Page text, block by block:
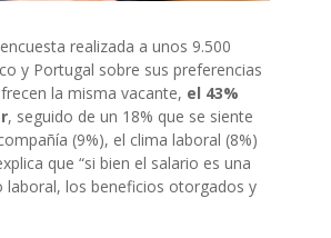
realizada a unos 9.500
y Portugal sobre sus preferencias
la misma vacante, el 43%
, seguido de un 18% que se siente
(9%), el clima laboral (8%)
que “si bien el salario es una
los beneficios otorgados y